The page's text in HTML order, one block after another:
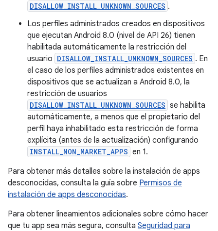
DISALLOW_INSTALL_UNKNOWN_SOURCES .
Los perfiles administrados creados en dispositivos
que ejecutan Android 8.0 (nivel de API 26) tienen
habilitada automáticamente la restricción del
usuario DISALLOW_INSTALL_UNKNOWN_SOURCES . En
el caso de los perfiles administrados existentes en
dispositivos que se actualizan a Android 8.0, la
restricción de usuarios
DISALLOW_INSTALL_UNKNOWN_SOURCES se habilita
automáticamente, a menos que el propietario del
perfil haya inhabilitado esta restricción de forma
explícita (antes de la actualización) configurando
INSTALL_NON_MARKET_APPS en 1.
Para obtener más detalles sobre la instalación de apps
desconocidas, consulta la guía sobre Permisos de
instalación de apps desconocidas.
Para obtener lineamientos adicionales sobre cómo hacer
que tu app sea más segura, consulta Seguridad para